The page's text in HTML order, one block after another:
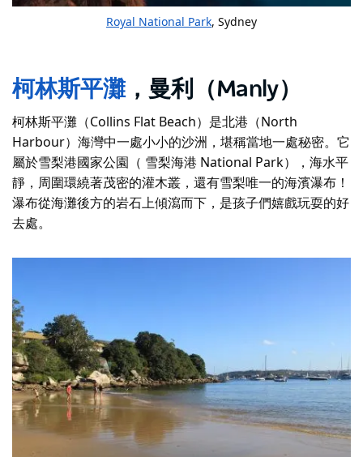
Royal National Park, Sydney
柯林斯平灘，曼利（Manly）
柯林斯平灘（Collins Flat Beach）是北港（North
Harbour）海灣中一處小小的沙洲，堪稱當地一處秘密。它
屬於雪梨港國家公園（ 雪梨海港 National Park），海水平
靜，周圍環繞著茂密的灌木叢，還有雪梨唯一的海濱瀑布！
瀑布從海灘後方的岩石上傾瀉而下，是孩子們嬉戲玩耍的好
去處。